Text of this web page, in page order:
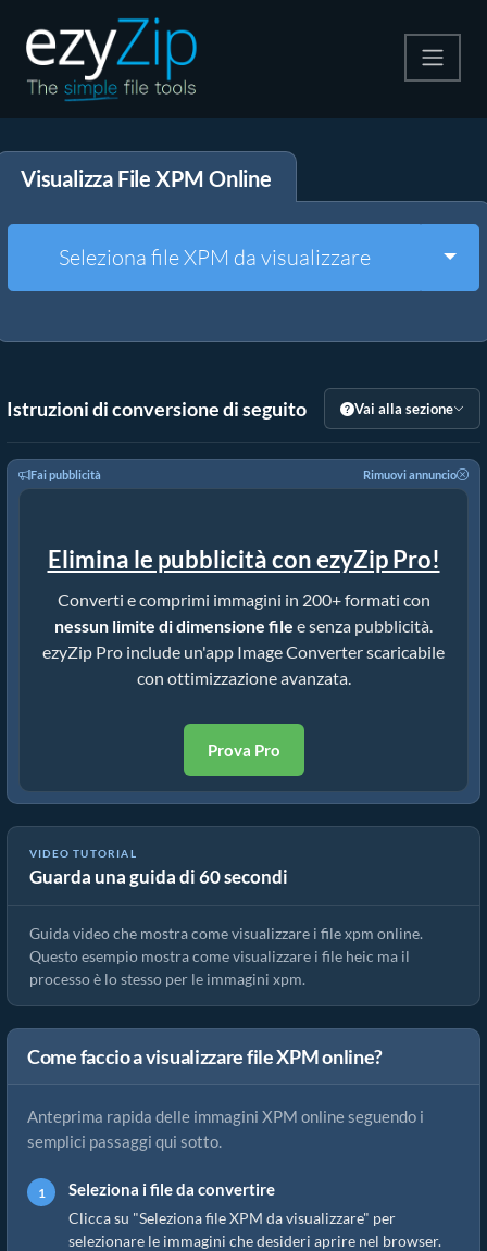
Decomprimi
Altri strumenti
Visualizza File XPM Online
Seleziona file XPM da visualizzare
Istruzioni di conversione di seguito Vai alla sezione
Fai pubblicità Rimuovi annuncio
Elimina le pubblicità con ezyZip Pro!
Converti e comprimi immagini in 200+ formati con
nessun limite di dimensione file e senza pubblicità.
ezyZip Pro include un'app Image Converter scaricabile
con ottimizzazione avanzata.
Prova Pro
VIDEO TUTORIAL
Guarda una guida di 60 secondi
Come visualizzare i file xpm online
Guida video che mostra come visualizzare i file xpm online.
Questo esempio mostra come visualizzare i file heic ma il
processo è lo stesso per le immagini xpm.
Come faccio a visualizzare file XPM online?
Anteprima rapida delle immagini XPM online seguendo i
semplici passaggi qui sotto.
Seleziona i file da convertire
Clicca su "Seleziona file XPM da visualizzare" per
selezionare le immagini che desideri aprire nel browser.